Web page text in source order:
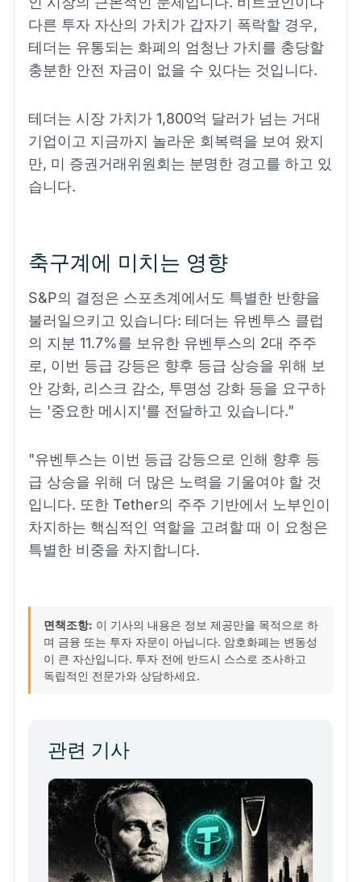
다른 투자 자산의 가치가 갑자기 폭락할 경우,
테더는 유통되는 화폐의 엄청난 가치를 충당할
충분한 안전 자금이 없을 수 있다는 것입니다.
테더는 시장 가치가 1,800억 달러가 넘는 거대
기업이고 지금까지 놀라운 회복력을 보여 왔지
만, 미 증권거래위원회는 분명한 경고를 하고 있
습니다.
축구계에 미치는 영향
S&P의 결정은 스포츠계에서도 특별한 반향을
불러일으키고 있습니다: 테더는 유벤투스 클럽
의 지분 11.7%를 보유한 유벤투스의 2대 주주
로, 이번 등급 강등은 향후 등급 상승을 위해 보
안 강화, 리스크 감소, 투명성 강화 등을 요구하
는 '중요한 메시지'를 전달하고 있습니다."
"유벤투스는 이번 등급 강등으로 인해 향후 등
급 상승을 위해 더 많은 노력을 기울여야 할 것
입니다. 또한 Tether의 주주 기반에서 노부인이
차지하는 핵심적인 역할을 고려할 때 이 요청은
특별한 비중을 차지합니다.
면책조항: 이 기사의 내용은 정보 제공만을 목적으로 하
며 금융 또는 투자 자문이 아닙니다. 암호화폐는 변동성
이 큰 자산입니다. 투자 전에 반드시 스스로 조사하고
독립적인 전문가와 상담하세요.
관련 기사